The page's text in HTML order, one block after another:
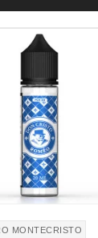
MONTECRISTO